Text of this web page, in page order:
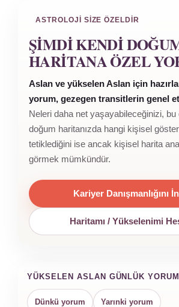
ASTROLOJI SIZE ÖZELDIR
ŞIMDI KENDI
HARITANA ÖZEL
Aslan ve yükselen Aslan için
yorum, gezegen transitlerin genel
Neleri daha net yaşayabileceğinizi,
doğum haritanızda hangi kişisel
tetiklediğini ise ancak kişisel harita
görmek mümkündür.
Kariyer Danışmanlığını
Haritamı / Yükselenimi
YÜKSELEN ASLAN GÜNLÜK YORUM
Dünkü yorum Yarınki yorum